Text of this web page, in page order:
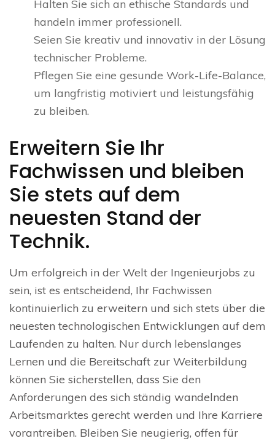
Halten Sie sich an ethische Standards und
handeln immer professionell.
Seien Sie kreativ und innovativ in der Lösung
technischer Probleme.
Pflegen Sie eine gesunde Work-Life-Balance,
um langfristig motiviert und leistungsfähig
zu bleiben.
Erweitern Sie Ihr
Fachwissen und bleiben
Sie stets auf dem
neuesten Stand der
Technik.
Um erfolgreich in der Welt der Ingenieurjobs zu
sein, ist es entscheidend, Ihr Fachwissen
kontinuierlich zu erweitern und sich stets über die
neuesten technologischen Entwicklungen auf dem
Laufenden zu halten. Nur durch lebenslanges
Lernen und die Bereitschaft zur Weiterbildung
können Sie sicherstellen, dass Sie den
Anforderungen des sich ständig wandelnden
Arbeitsmarktes gerecht werden und Ihre Karriere
vorantreiben. Bleiben Sie neugierig, offen für